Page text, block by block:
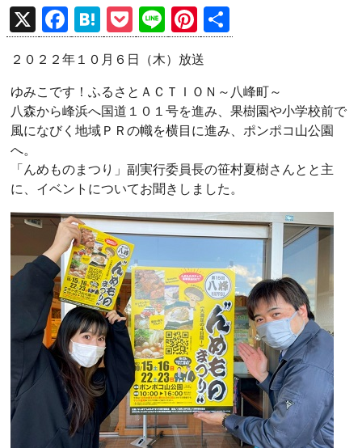
X
F
a
ce
b
o
k
H
at
e
n
a
P
o
ck
et
Li
n
e
Pi
nt
er
es
t
有
２０２２年１０月６日（木）放送
ゆみこです！ふるさとＡＣＴＩＯＮ～八峰町～
八森から峰浜へ国道１０１号を進み、果樹園や小学校前で
風になびく地域ＰＲの幟を横目に進み、ポンポコ山公園
へ。
「んめものまつり」副実行委員長の笹村夏樹さんとと主
に、イベントについてお聞きしました。